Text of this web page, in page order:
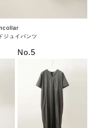
ジュイパンツ
No.5